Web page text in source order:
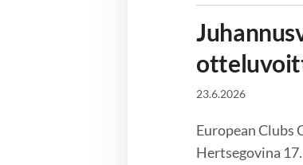
23.6.2026
European Clubs
Hertsegovina